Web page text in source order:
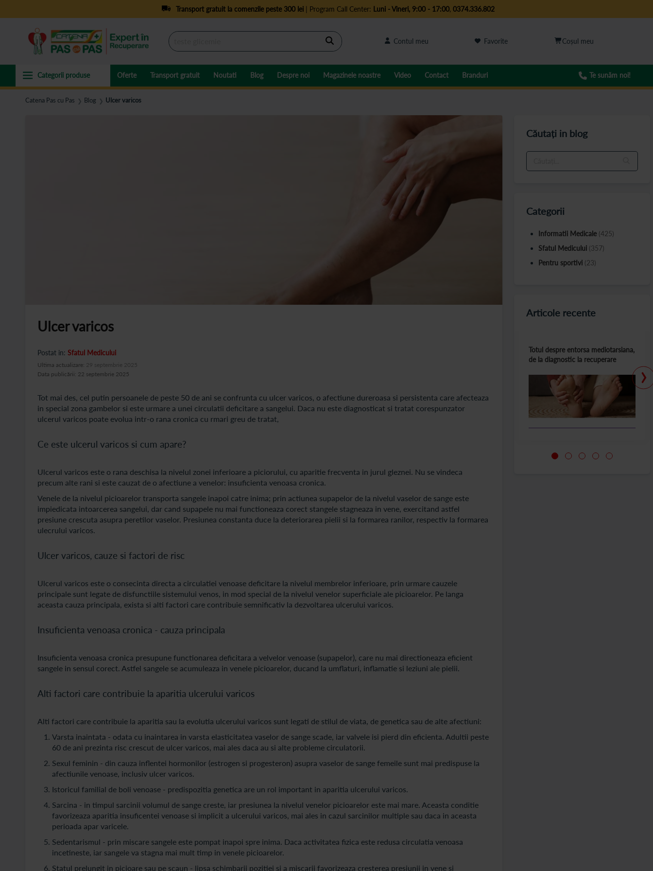
Transport gratuit la comenzile peste 300 lei| Program Call Center: Luni - Vineri, 9:00 - 17:00, 0374.336.802
Cautare Contul meu Favorite
Oferte Transport gratuit Noutati Blog Despre noi Magazinele noastre Video Contact Branduri Te sunăm noi!
Catena Pas cu Pas ❯ Blog ❯ Ulcer varicos
Ulcer varicos
Postat in: Sfatul Medicului
Data publicării: 22 septembrie 2025
Ultima actualizare: 29 septembrie 2025
Tot mai des, cel putin persoanele de peste 50 de ani se confrunta cu ulcer varicos, o afectiune dureroasa si persistenta care afecteaza
in special zona gambelor si este urmare a unei circulatii deficitare a sangelui. Daca nu este diagnosticat si tratat corespunzator
ulcerul varicos poate evolua intr-o rana cronica cu rmari greu de tratat,
Ce este ulcerul varicos si cum apare?
Ulcerul varicos este o rana deschisa la nivelul zonei inferioare a piciorului, cu aparitie frecventa in jurul gleznei. Nu se vindeca
precum alte rani si este cauzat de o afectiune a venelor: insuficienta venoasa cronica.
Venele de la nivelul picioarelor transporta sangele inapoi catre inima; prin actiunea supapelor de la nivelul vaselor de sange este
impiedicata intoarcerea sangelui, dar cand supapele nu mai functioneaza corect stangele stagneaza in vene, exercitand astfel
presiune crescuta asupra peretilor vaselor. Presiunea constanta duce la deteriorarea pielii si la formarea ranilor, respectiv la formarea
ulecrului varicos.
Ulcer varicos, cauze si factori de risc
Ulcerul varicos este o consecinta directa a circulatiei venoase deficitare la nivelul membrelor inferioare, prin urmare cauzele
principale sunt legate de disfunctiile sistemului venos, in mod special de la nivelul venelor superficiale ale picioarelor. Pe langa
aceasta cauza principala, exista si alti factori care contribuie semnificativ la dezvoltarea ulcerului varicos.
Insuficienta venoasa cronica - cauza principala
Insuficienta venoasa cronica presupune functionarea deficitara a velvelor venoase (supapelor), care nu mai directioneaza eficient
sangele in sensul corect. Astfel sangele se acumuleaza in venele picioarelor, ducand la umflaturi, inflamatie si leziuni ale pielii.
Alti factori care contribuie la aparitia ulcerului varicos
Alti factori care contribuie la aparitia sau la evolutia ulcerului varicos sunt legati de stilul de viata, de genetica sau de alte afectiuni:
Varsta inaintata - odata cu inaintarea in varsta elasticitatea vaselor de sange scade, iar valvele isi pierd din eficienta. Adultii peste
60 de ani prezinta risc crescut de ulcer varicos, mai ales daca au si alte probleme circulatorii.
Sexul feminin - din cauza inflentei hormonilor (estrogen si progesteron) asupra vaselor de sange femeile sunt mai predispuse la
afectiunile venoase, inclusiv ulcer varicos.
Istoricul familial de boli venoase - predispozitia genetica are un rol important in aparitia ulcerului varicos.
Sarcina - in timpul sarcinii volumul de sange creste, iar presiunea la nivelul venelor picioarelor este mai mare. Aceasta conditie
favorizeaza aparitia insuficentei venoase si implicit a ulcerului varicos, mai ales in cazul sarcinilor multiple sau daca in aceasta
perioada apar varicele.
Sedentarismul - prin miscare sangele este pompat inapoi spre inima. Daca activitatea fizica este redusa circulatia venoasa
incetineste, iar sangele va stagna mai mult timp in venele picioarelor.
Statul prelungit in picioare sau pe scaun - lipsa schimbarii pozitiei si a miscarii favorizeaza cresterea presiunii in vene si
Căutați in blog
Categorii
Informatii Medicale (425)
Sfatul Medicului (357)
Pentru sportivi (23)
Articole recente
Totul despre entorsa mediotarsiana,
de la diagnostic la recuperare
›